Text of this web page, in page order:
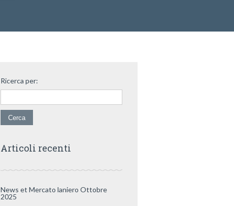
Ricerca per:
Articoli recenti
News et Mercato laniero Ottobre
2025